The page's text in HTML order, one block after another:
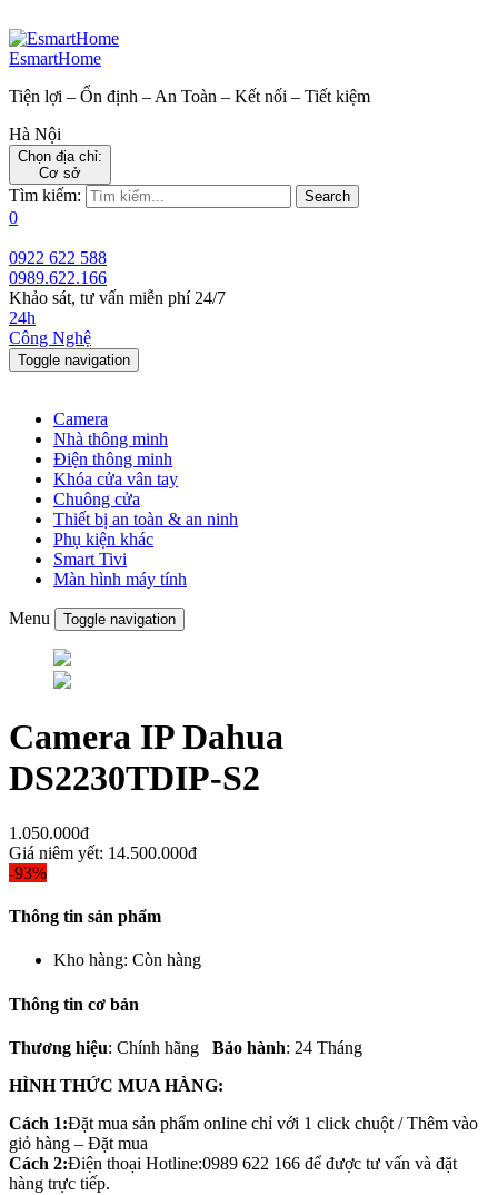
EsmartHome
Tiện lợi – Ổn định – An Toàn – Kết nối – Tiết kiệm
Hà Nội
Chọn địa chỉ:
Cơ sở
Tìm kiếm: Search
0
0922 622 588
0989.622.166
Khảo sát, tư vấn miễn phí 24/7
24h
Công Nghệ
Toggle navigation
Camera
Nhà thông minh
Điện thông minh
Khóa cửa vân tay
Chuông cửa
Thiết bị an toàn & an ninh
Phụ kiện khác
Smart Tivi
Màn hình máy tính
Menu Toggle navigation
Camera IP Dahua
DS2230TDIP-S2
1.050.000đ
Giá niêm yết: 14.500.000đ
-93%
Thông tin sản phẩm
Kho hàng: Còn hàng
Thông tin cơ bản
Thương hiệu: Chính hãng Bảo hành: 24 Tháng
HÌNH THỨC MUA HÀNG:
Cách 1:Đặt mua sản phẩm online chỉ với 1 click chuột / Thêm vào
giỏ hàng – Đặt mua
Cách 2:Điện thoại Hotline:0989 622 166 để được tư vấn và đặt
hàng trực tiếp.